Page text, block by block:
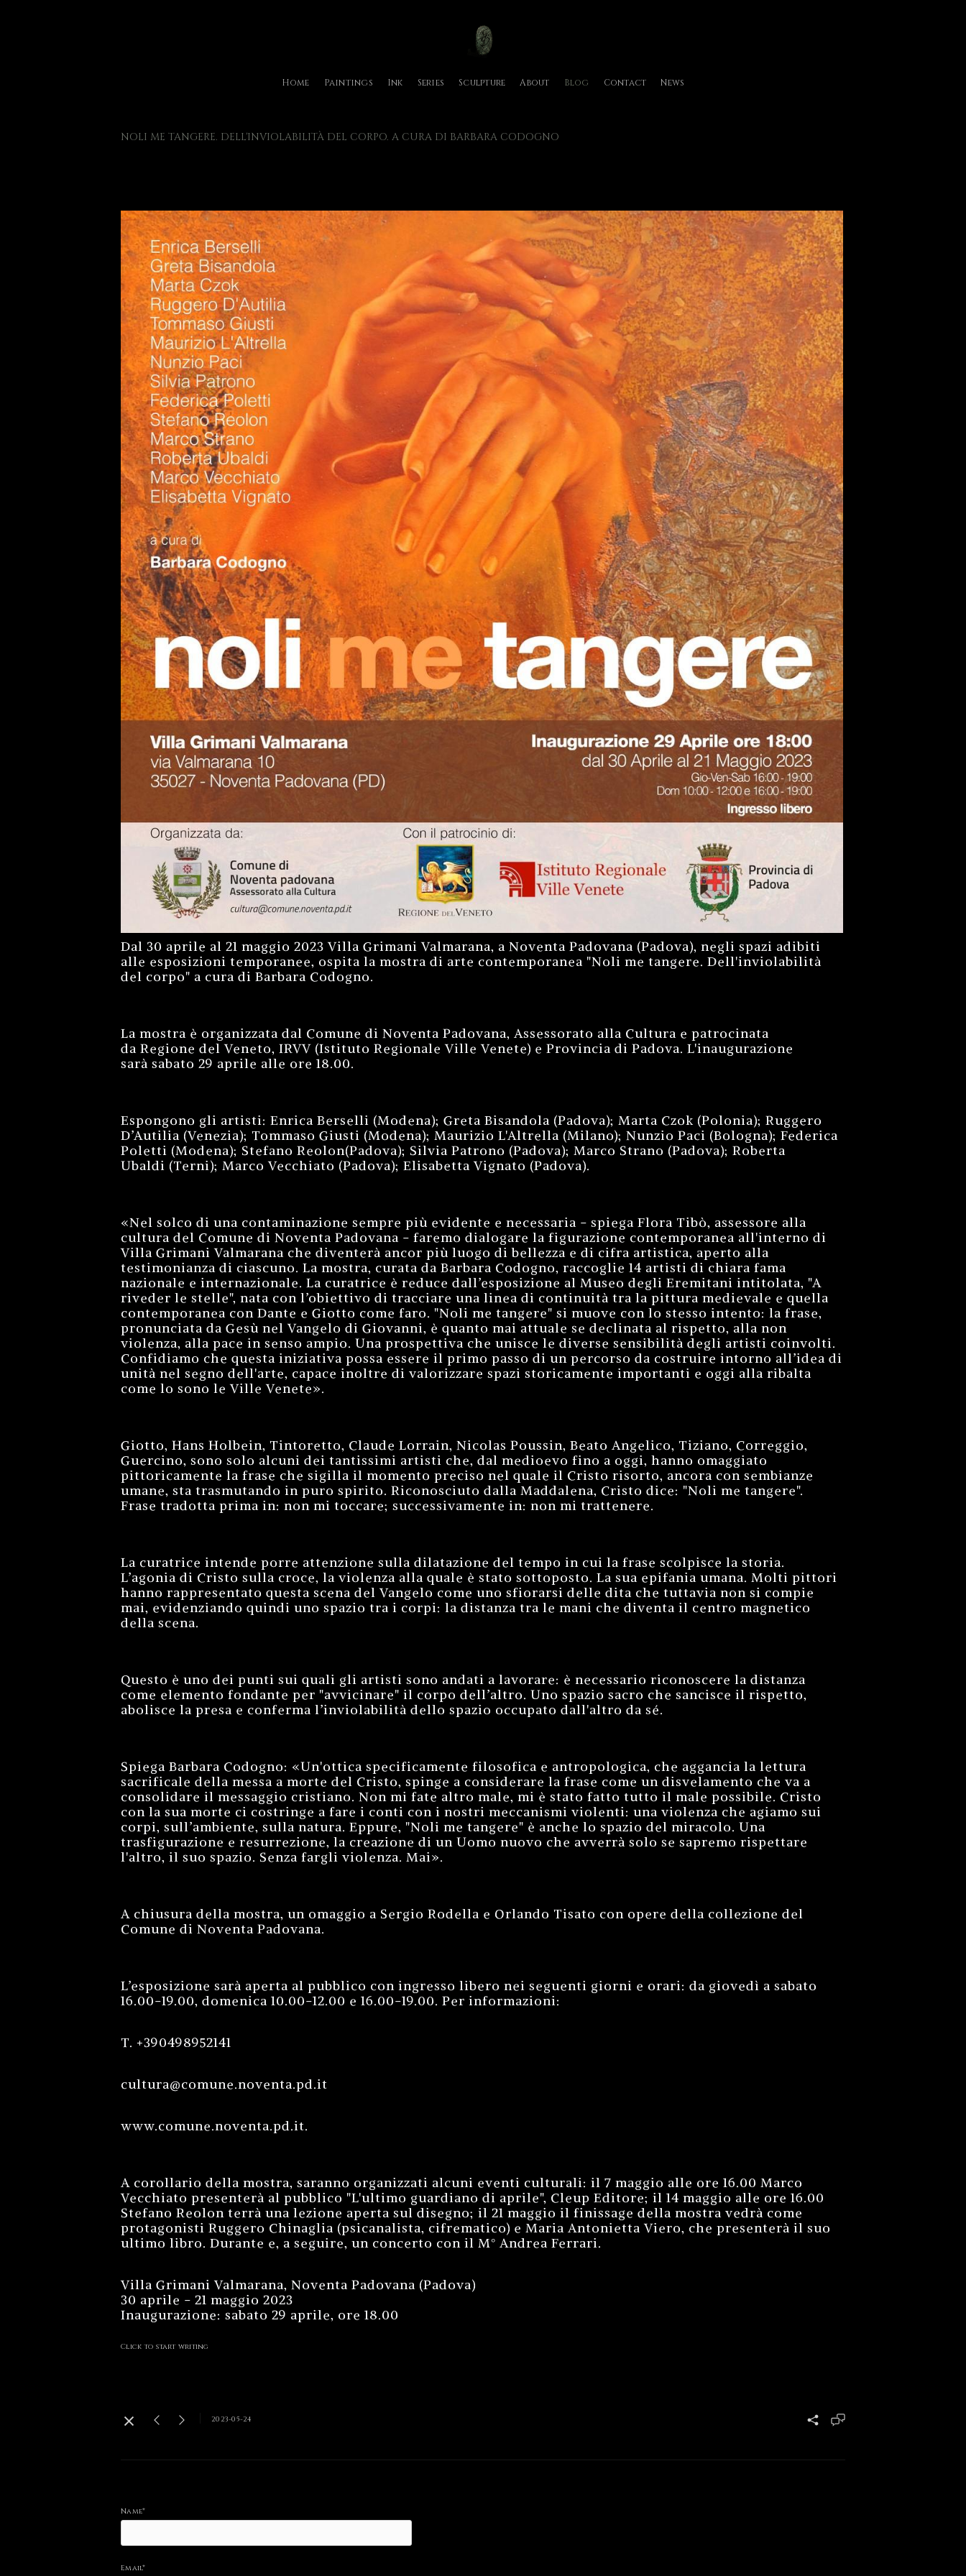
Home Paintings Ink Series Sculpture About Blog Contact News
NOLI ME TANGERE. DELL'INVIOLABILITÀ DEL CORPO. A CURA DI BARBARA CODOGNO
Dal 30 aprile al 21 maggio 2023 Villa Grimani Valmarana, a Noventa Padovana (Padova), negli spazi adibiti
alle esposizioni temporanee, ospita la mostra di arte contemporanea "Noli me tangere. Dell'inviolabilità
del corpo" a cura di Barbara Codogno.
La mostra è organizzata dal Comune di Noventa Padovana, Assessorato alla Cultura e patrocinata
da Regione del Veneto, IRVV (Istituto Regionale Ville Venete) e Provincia di Padova. L'inaugurazione
sarà sabato 29 aprile alle ore 18.00.
Espongono gli artisti: Enrica Berselli (Modena); Greta Bisandola (Padova); Marta Czok (Polonia); Ruggero
D’Autilia (Venezia); Tommaso Giusti (Modena); Maurizio L'Altrella (Milano); Nunzio Paci (Bologna); Federica
Poletti (Modena); Stefano Reolon(Padova); Silvia Patrono (Padova); Marco Strano (Padova); Roberta
Ubaldi (Terni); Marco Vecchiato (Padova); Elisabetta Vignato (Padova).
«Nel solco di una contaminazione sempre più evidente e necessaria - spiega Flora Tibò, assessore alla
cultura del Comune di Noventa Padovana - faremo dialogare la figurazione contemporanea all'interno di
Villa Grimani Valmarana che diventerà ancor più luogo di bellezza e di cifra artistica, aperto alla
testimonianza di ciascuno. La mostra, curata da Barbara Codogno, raccoglie 14 artisti di chiara fama
nazionale e internazionale. La curatrice è reduce dall’esposizione al Museo degli Eremitani intitolata, "A
riveder le stelle", nata con l’obiettivo di tracciare una linea di continuità tra la pittura medievale e quella
contemporanea con Dante e Giotto come faro. "Noli me tangere" si muove con lo stesso intento: la frase,
pronunciata da Gesù nel Vangelo di Giovanni, è quanto mai attuale se declinata al rispetto, alla non
violenza, alla pace in senso ampio. Una prospettiva che unisce le diverse sensibilità degli artisti coinvolti.
Confidiamo che questa iniziativa possa essere il primo passo di un percorso da costruire intorno all’idea di
unità nel segno dell'arte, capace inoltre di valorizzare spazi storicamente importanti e oggi alla ribalta
come lo sono le Ville Venete».
Giotto, Hans Holbein, Tintoretto, Claude Lorrain, Nicolas Poussin, Beato Angelico, Tiziano, Correggio,
Guercino, sono solo alcuni dei tantissimi artisti che, dal medioevo fino a oggi, hanno omaggiato
pittoricamente la frase che sigilla il momento preciso nel quale il Cristo risorto, ancora con sembianze
umane, sta trasmutando in puro spirito. Riconosciuto dalla Maddalena, Cristo dice: "Noli me tangere".
Frase tradotta prima in: non mi toccare; successivamente in: non mi trattenere.
La curatrice intende porre attenzione sulla dilatazione del tempo in cui la frase scolpisce la storia.
L’agonia di Cristo sulla croce, la violenza alla quale è stato sottoposto. La sua epifania umana. Molti pittori
hanno rappresentato questa scena del Vangelo come uno sfiorarsi delle dita che tuttavia non si compie
mai, evidenziando quindi uno spazio tra i corpi: la distanza tra le mani che diventa il centro magnetico
della scena.
Questo è uno dei punti sui quali gli artisti sono andati a lavorare: è necessario riconoscere la distanza
come elemento fondante per "avvicinare" il corpo dell’altro. Uno spazio sacro che sancisce il rispetto,
abolisce la presa e conferma l’inviolabilità dello spazio occupato dall'altro da sé.
Spiega Barbara Codogno: «Un'ottica specificamente filosofica e antropologica, che aggancia la lettura
sacrificale della messa a morte del Cristo, spinge a considerare la frase come un disvelamento che va a
consolidare il messaggio cristiano. Non mi fate altro male, mi è stato fatto tutto il male possibile. Cristo
con la sua morte ci costringe a fare i conti con i nostri meccanismi violenti: una violenza che agiamo sui
corpi, sull’ambiente, sulla natura. Eppure, "Noli me tangere" è anche lo spazio del miracolo. Una
trasfigurazione e resurrezione, la creazione di un Uomo nuovo che avverrà solo se sapremo rispettare
l'altro, il suo spazio. Senza fargli violenza. Mai».
A chiusura della mostra, un omaggio a Sergio Rodella e Orlando Tisato con opere della collezione del
Comune di Noventa Padovana.
L’esposizione sarà aperta al pubblico con ingresso libero nei seguenti giorni e orari: da giovedì a sabato
16.00-19.00, domenica 10.00-12.00 e 16.00-19.00. Per informazioni:
T. +390498952141
cultura@comune.noventa.pd.it
www.comune.noventa.pd.it.
A corollario della mostra, saranno organizzati alcuni eventi culturali: il 7 maggio alle ore 16.00 Marco
Vecchiato presenterà al pubblico "L'ultimo guardiano di aprile", Cleup Editore; il 14 maggio alle ore 16.00
Stefano Reolon terrà una lezione aperta sul disegno; il 21 maggio il finissage della mostra vedrà come
protagonisti Ruggero Chinaglia (psicanalista, cifrematico) e Maria Antonietta Viero, che presenterà il suo
ultimo libro. Durante e, a seguire, un concerto con il M° Andrea Ferrari.
Villa Grimani Valmarana, Noventa Padovana (Padova)
30 aprile - 21 maggio 2023
Inaugurazione: sabato 29 aprile, ore 18.00
Click to start writing
2023-05-24
Name*
Email*